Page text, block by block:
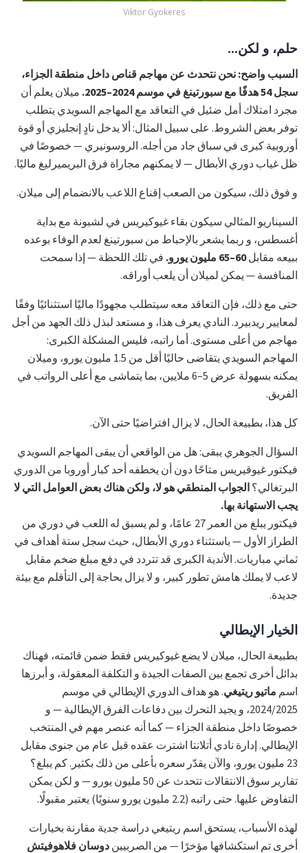
Viktor Gyokeres
حلم، و لكن...
السبب واضح: نحن نتحدث عن مهاجم قناص داخل منطقة الجزاء،
سجل 54 هدفًا مع سبورتينغ في موسم 2024–2025.
ميلان يعلم أن
مجرد امتلاك أمل ضئيل في التعاقد مع المهاجم السويدي يتطلب
توفر بعض الشروط. على سبيل المثال: ألا يدخل نادٍ إنجليزي أو قوة
أوروبية كبرى في سباق جاد من أجله. الروسونيري — خصوصًا في
ظل غياب دوري الأبطال — لا يمكنهم مجاراة فرق البريميرليغ ماليًا.
و فوق ذلك، سيكون من الصعب إقناع اللاعب بالانضمام إلى ميلان.
السيناريو المثالي سيكون بقاء غيوكيريس في لشبونة مع بداية
أغسطس، و ربما يشعر بالإحباط من سبورتينغ لعدم الوفاء بوعده
ببيعه مقابل60–65 مليون يورو.
في تلك اللحظة — إذا سمحت
المنافسة — يمكن لميلان أن يلعب أوراقه.
حتى مع ذلك، فإن التعاقد معه سيتطلب مجهودًا ماليًا استثنائيًا وفقًا
لمعايير ريدبيرد. النادي يعرف هذا، و مستعد لبذل ذلك الجهد من أجل
مهاجم من أعلى مستوى. أما راتبه، فليس المشكلة الكبرى:
المهاجم السويدي يتقاضى حاليًا أقل من 1.5 مليون يورو، وميلان
يمكنه بسهولة عرض 5–6 ملايين، بما يتماشى مع أعلى الرواتب في
الفريق.
كل هذا، بطبيعة الحال، لا يزال افتراضيًا حتى الآن.
السؤال الجوهري يبقى: هل من الواقعي أن يبقى المهاجم السويدي
فيكتور غيوقيريس متاحًا دون أن يخطفه أحد كبار أوروبا من الدوري
البرتغالي؟ الجواب المنطقي هو لا، ولكن هناك بعض العوامل التي لا
يجب الاستهانة بها.
فيكتور يبلغ من العمر 27 عامًا، و لم يسبق له اللعب في دوري من
الطراز الأول — باستثناء دوري الأبطال، حيث سجل ستة أهداف في
ثماني مباريات. الأندية الكبرى قد تتردد في دفع مبلغ ضخم مقابل
لاعب لا يملك هامش تطور كبير، و لا يزال بحاجة إلى التأقلم مع بيئة
جديدة.
الخيار الإيطالي
بطبيعة الحال، ميلان لا يضع غيوكيريس فقط ضمن قائمته، فهناك
بدائل أخرى تجمع بين الصفات الجيدة و التكلفة المعقولة، و أبرزها
اسم ماتيو ريتيغي. هو هداف الدوري الإيطالي في موسم
2024/2025، و يجيد التحرك بين دفاعات الفرق الإيطالية — و
خصوصًا داخل منطقة الجزاء — كما أنه عنصر مهم في المنتخب
الإيطالي. إدارة نادي أتلانتا اشترت عقده قبل عام من جنوى مقابل
23 مليون يورو، والآن يقدّر سعره بأعلى من ذلك بكثير. كم يبلغ؟
تقارير سوق الانتقالات تتحدث عن 50 مليون يورو — و لكن يمكن
التفاوض عليها. حتى راتبه (2.2 مليون يورو سنويًا) يعتبر مقبولًا.
لهذه الأسباب، يستحق اسم ريتيغي دراسة جدية مقارنة بخيارات
أخرى تم استكشافها مؤخرًا — من الصربيين دوسان فلاهوفيتش